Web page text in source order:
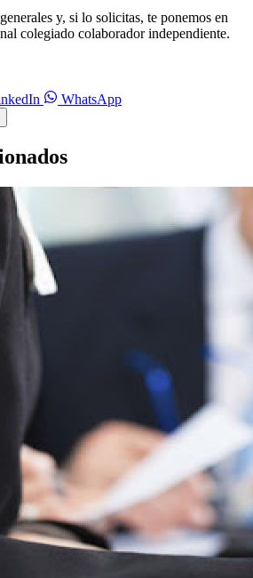
y, si lo solicitas, te ponemos en
colegiado colaborador independiente.
WhatsApp